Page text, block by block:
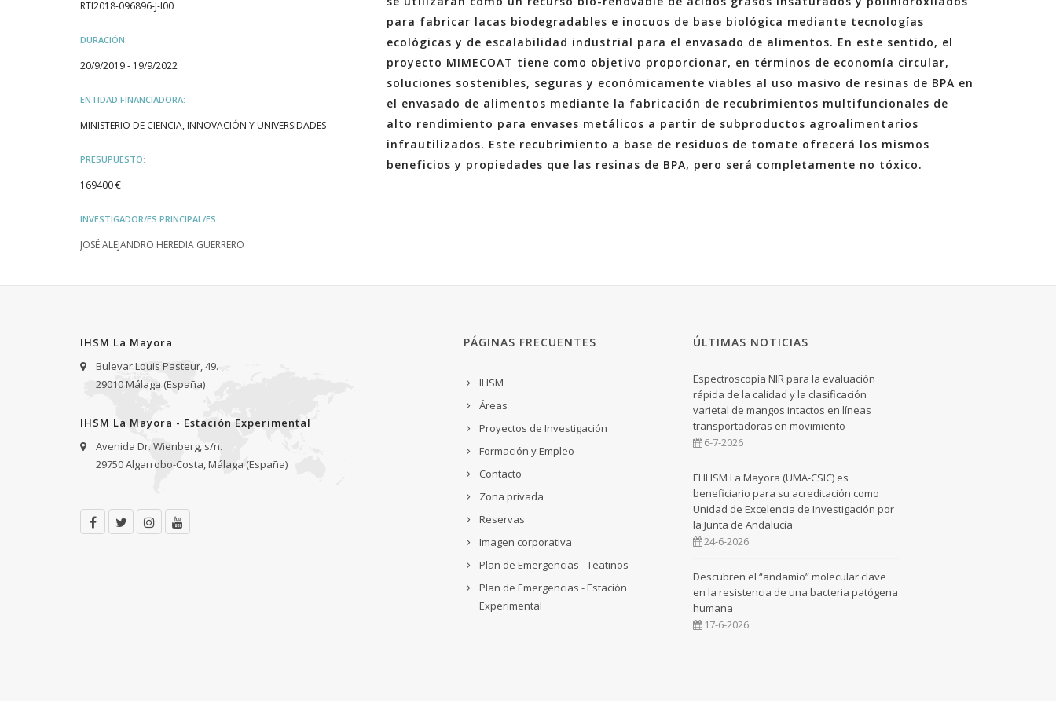
RTI2018-096896-J-I00
DURACIÓN:
20/9/2019 - 19/9/2022
ENTIDAD FINANCIADORA:
MINISTERIO DE CIENCIA, INNOVACIÓN Y UNIVERSIDADES
PRESUPUESTO:
169400 €
INVESTIGADOR/ES PRINCIPAL/ES:
JOSÉ ALEJANDRO HEREDIA GUERRERO
para fabricar lacas biodegradables e inocuos de base biológica mediante tecnologías
ecológicas y de escalabilidad industrial para el envasado de alimentos. En este sentido, el
proyecto MIMECOAT tiene como objetivo proporcionar, en términos de economía circular,
soluciones sostenibles, seguras y económicamente viables al uso masivo de resinas de BPA en
el envasado de alimentos mediante la fabricación de recubrimientos multifuncionales de
alto rendimiento para envases metálicos a partir de subproductos agroalimentarios
infrautilizados. Este recubrimiento a base de residuos de tomate ofrecerá los mismos
beneficios y propiedades que las resinas de BPA, pero será completamente no tóxico.
IHSM La Mayora
Bulevar Louis Pasteur, 49.
29010 Málaga (España)
IHSM La Mayora - Estación Experimental
Avenida Dr. Wienberg, s/n.
29750 Algarrobo-Costa, Málaga (España)
PÁGINAS FRECUENTES
IHSM
Áreas
Proyectos de Investigación
Formación y Empleo
Contacto
Zona privada
Reservas
Imagen corporativa
Plan de Emergencias - Teatinos
Plan de Emergencias - Estación
Experimental
ÚLTIMAS NOTICIAS
Espectroscopía NIR para la evaluación
rápida de la calidad y la clasificación
varietal de mangos intactos en líneas
transportadoras en movimiento
6-7-2026
El IHSM La Mayora (UMA-CSIC) es
beneficiario para su acreditación como
Unidad de Excelencia de Investigación por
la Junta de Andalucía
24-6-2026
Descubren el “andamio” molecular clave
en la resistencia de una bacteria patógena
humana
17-6-2026